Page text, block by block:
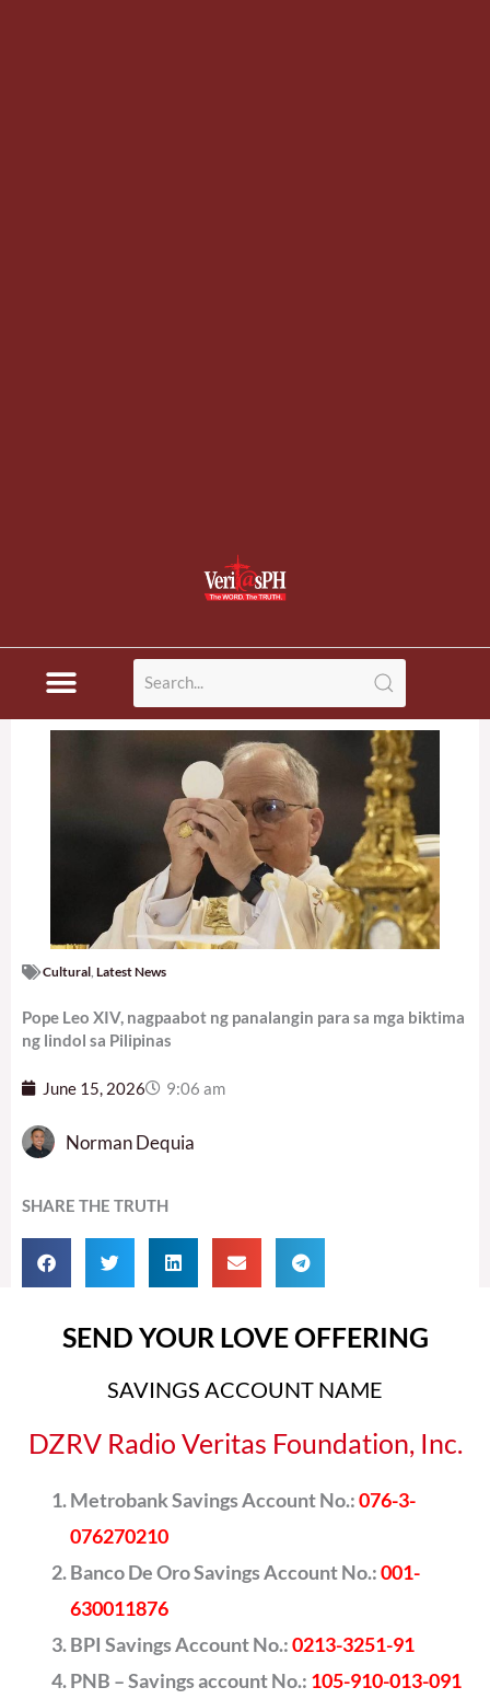
Cultural Latest News
Pope Leo XIV, nagpaabot ng panalangin para sa mga biktima
ng lindol sa Pilipinas
June 15, 2026 9:06 am
Norman Dequia
SHARE THE TRUTH
SEND YOUR LOVE OFFERING
SAVINGS ACCOUNT NAME
DZRV Radio Veritas Foundation, Inc.
Metrobank Savings Account No.:076-3-
076270210
Banco De Oro Savings Account No.:001-
630011876
BPI Savings Account No.:0213-3251-91
PNB – Savings account No.: 105-910-013-091